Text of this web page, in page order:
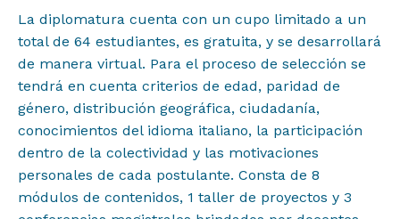
La diplomatura cuenta con un cupo limitado a un
total de 64 estudiantes, es gratuita, y se desarrollará
de manera virtual. Para el proceso de selección se
tendrá en cuenta criterios de edad, paridad de
género, distribución geográfica, ciudadanía,
conocimientos del idioma italiano, la participación
dentro de la colectividad y las motivaciones
personales de cada postulante. Consta de 8
módulos de contenidos, 1 taller de proyectos y 3
Noticias
Difusión
Contacto